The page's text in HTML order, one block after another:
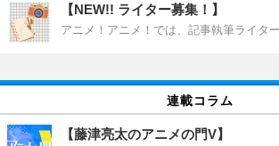
【NEW!! ライター募集！】
アニメ！アニメ！では、記事執筆ライタ
連載コラム
【藤津亮太のアニメの門V】